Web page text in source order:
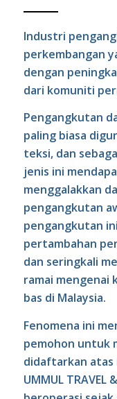
Industri
perkembangan
dengan
dari komuniti
Pengangkutan
paling biasa
teksi, dan
jenis ini
menggalakkan
pengangkutan
pengangkutan
pertambahan
dan seringkali
ramai mengenai
bas di Malaysia.
Fenomena ini
pemohon untuk
didaftarkan atas
UMMUL TRAVEL